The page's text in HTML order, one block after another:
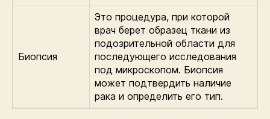
Биопсия
Это процедура, при которой
врач берет образец ткани из
подозрительной области для
последующего исследования
под микроскопом. Биопсия
может подтвердить наличие
рака и определить его тип.